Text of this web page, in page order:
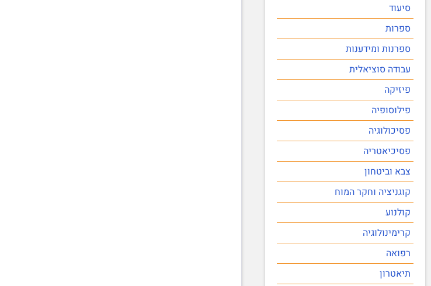
סיעוד
ספרות
ספרנות ומידענות
עבודה סוציאלית
פיזיקה
פילוסופיה
פסיכולוגיה
פסיכיאטריה
צבא וביטחון
קוגניציה וחקר המוח
קולנוע
קרימינולוגיה
רפואה
תיאטרון